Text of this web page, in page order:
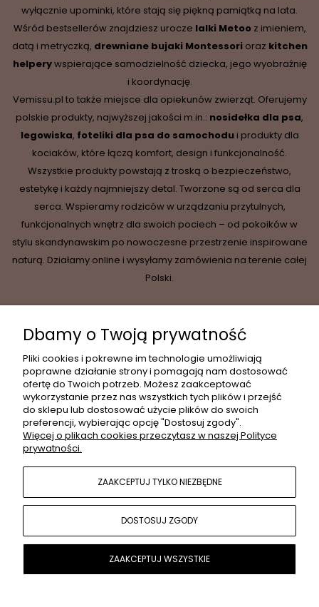
wyłącznie upominki, które stają się piękną pamiątką na lata.
Wśród bestsellerów znajdziesz urocze lalki Metoo z imieniem,
datą i metryczką, drewniane bujaki Montessorioraz kitchen
helperywspierające samodzielność dziecka, jego wyobraźnię
i koordynację.
Vemissu.pl to także miejsce dla opiekunów zwierząt. Oferujemy
polskie produkty, najwyższej jakości m.in.: nosidełka dla psa,
legowiska, foteliki dla psa do samochodui produkty dla
kociaków, które łączą komfort, design i funkcjonalność.
Wszystkie produkty powstają z troską o bezpieczeństwo,
estetykę i każdy najmniejszy detal. Tworzone są od serca dla
serca. Wspieramy rodziców w urządzaniu przytulnych,
funkcjonalnych wnętrz dla swoich pociech – od pokoików w
stylu skandynawskim po nowoczesne przestrzenie inspirowane
naturą. Działamy online i wysyłamy zamówienia na terenie całej
Polski.
INFORMACJE
MOJE KONTO
POPULARNE KATEGORIE
O NAS
Dbamy o Twoją prywatność
Pliki cookies i pokrewne im technologie umożliwiają
poprawne działanie strony i pomagają nam dostosować
ofertę do Twoich potrzeb. Możesz zaakceptować
wykorzystanie przez nas wszystkich tych plików i przejść
do sklepu lub dostosować użycie plików do swoich
preferencji, wybierając opcję "Dostosuj zgody".
Więcej o plikach cookies przeczytasz w naszej Polityce
prywatności.
ZAAKCEPTUJ TYLKO NIEZBĘDNE
DOSTOSUJ ZGODY
ZAAKCEPTUJ WSZYSTKIE